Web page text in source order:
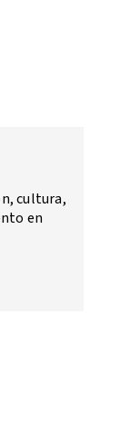
cultura,
en